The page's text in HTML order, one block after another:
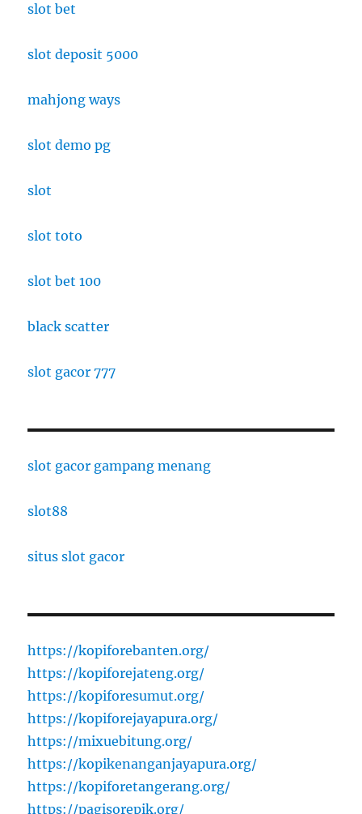
slot bet
slot deposit 5000
mahjong ways
slot demo pg
slot
slot toto
slot bet 100
black scatter
slot gacor 777
slot gacor gampang menang
slot88
situs slot gacor
https://kopiforebanten.org/
https://kopiforejateng.org/
https://kopiforesumut.org/
https://kopiforejayapura.org/
https://mixuebitung.org/
https://kopikenanganjayapura.org/
https://kopiforetangerang.org/
https://pagisorepik.org/